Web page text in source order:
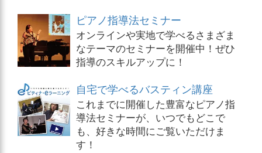
ピアノ指導法セミナー
オンラインや実地で学べるさまざま
なテーマのセミナーを開催中！ぜひ
指導のスキルアップに！
自宅で学べるバスティン講座
これまでに開催した豊富なピアノ指
導法セミナーが、いつでもどこで
も、好きな時間にご覧いただけま
す！